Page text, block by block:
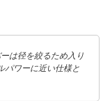
は径を絞るため入り
パワーに近い仕様と